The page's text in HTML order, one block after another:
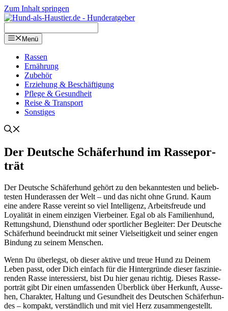
Zum Inhalt springen
Menü
Ras­sen
Ernäh­rung
Zube­hör
Erzie­hung & Beschäf­ti­gung
Pfle­ge & Gesund­heit
Rei­se & Trans­port
Sons­ti­ges
Der Deut­sche Schä­fer­hund im Ras­se­por­
trät
Der Deut­sche Schä­fer­hund gehört zu den bekann­tes­ten und belieb­
tes­ten Hun­de­ras­sen der Welt – und das nicht ohne Grund. Kaum
eine ande­re Ras­se ver­eint so viel Intel­li­genz, Arbeits­freu­de und
Loya­li­tät in einem ein­zi­gen Vier­bei­ner. Egal ob als Fami­li­en­hund,
Ret­tungs­hund, Dienst­hund oder sport­li­cher Beglei­ter: Der Deut­sche
Schä­fer­hund beein­druckt mit sei­ner Viel­sei­tig­keit und sei­ner engen
Bin­dung zu sei­nem Men­schen.
Wenn Du über­legst, ob die­ser akti­ve und treue Hund zu Dei­nem
Leben passt, oder Dich ein­fach für die Hin­ter­grün­de die­ser fas­zi­nie­
ren­den Ras­se inter­es­sierst, bist Du hier genau rich­tig. Die­ses Ras­se­
por­trät gibt Dir einen umfas­sen­den Über­blick über Her­kunft, Aus­se­
hen, Cha­rak­ter, Hal­tung und Gesund­heit des Deut­schen Schä­fer­hun­
des – kom­pakt, ver­ständ­lich und mit viel Herz zusam­men­ge­stellt.